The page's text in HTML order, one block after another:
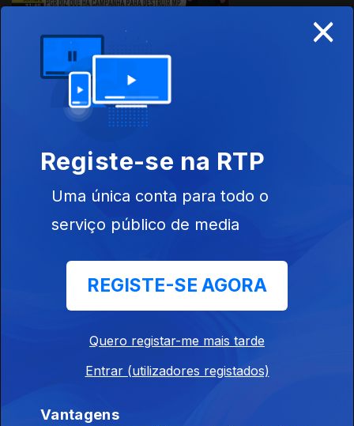
08 dez. 2023
×
Registe-se na RTP
Uma única conta para todo o
serviço público de media
REGISTE-SE AGORA
Quero registar-me mais tarde
Entrar (utilizadores registados)
Vantagens